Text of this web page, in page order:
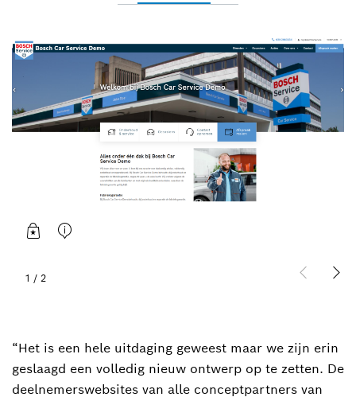
1 / 2
“Het is een hele uitdaging geweest maar we zijn erin
geslaagd een volledig nieuw ontwerp op te zetten. De
deelnemerswebsites van alle conceptpartners van